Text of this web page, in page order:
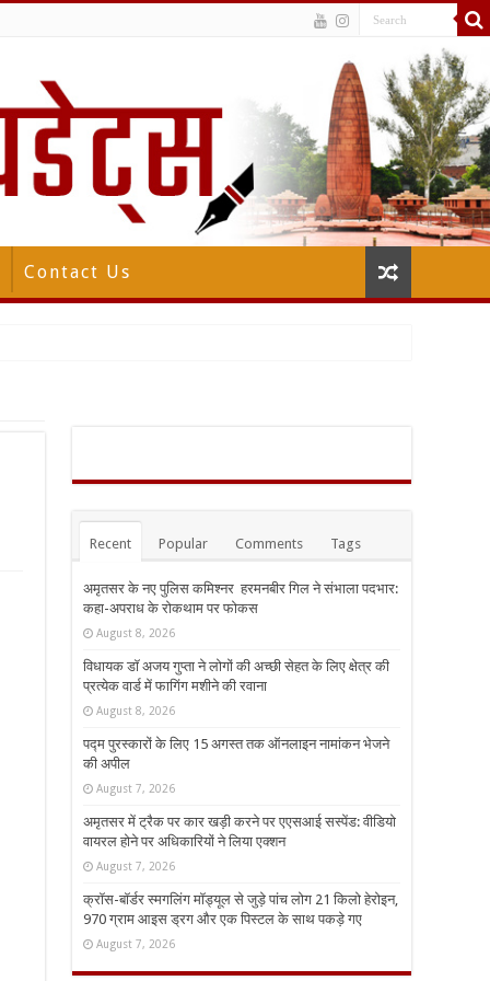
Contact Us
Recent Popular Comments Tags
अमृतसर के नए पुलिस कमिश्नर हरमनबीर गिल ने संभाला पदभार:
कहा-अपराध के रोकथाम पर फोकस
August 8, 2026
विधायक डॉ अजय गुप्ता ने लोगों की अच्छी सेहत के लिए क्षेत्र की
प्रत्येक वार्ड में फागिंग मशीने की रवाना
August 8, 2026
पद्म पुरस्कारों के लिए 15 अगस्त तक ऑनलाइन नामांकन भेजने
की अपील
August 7, 2026
अमृतसर में ट्रैक पर कार खड़ी करने पर एएसआई सस्पेंड: वीडियो
वायरल होने पर अधिकारियों ने लिया एक्शन
August 7, 2026
क्रॉस-बॉर्डर स्मगलिंग मॉड्यूल से जुड़े पांच लोग 21 किलो हेरोइन,
970 ग्राम आइस ड्रग और एक पिस्टल के साथ पकड़े गए
August 7, 2026